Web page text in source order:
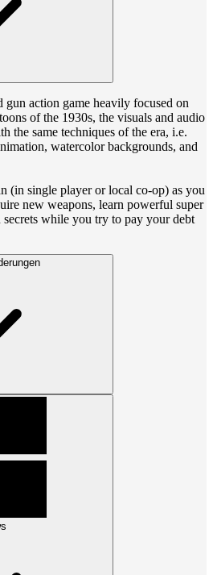
gun action game heavily focused on
of the 1930s, the visuals and audio
the same techniques of the era, i.e.
watercolor backgrounds, and
(in single player or local co-op) as you
new weapons, learn powerful super
while you try to pay your debt